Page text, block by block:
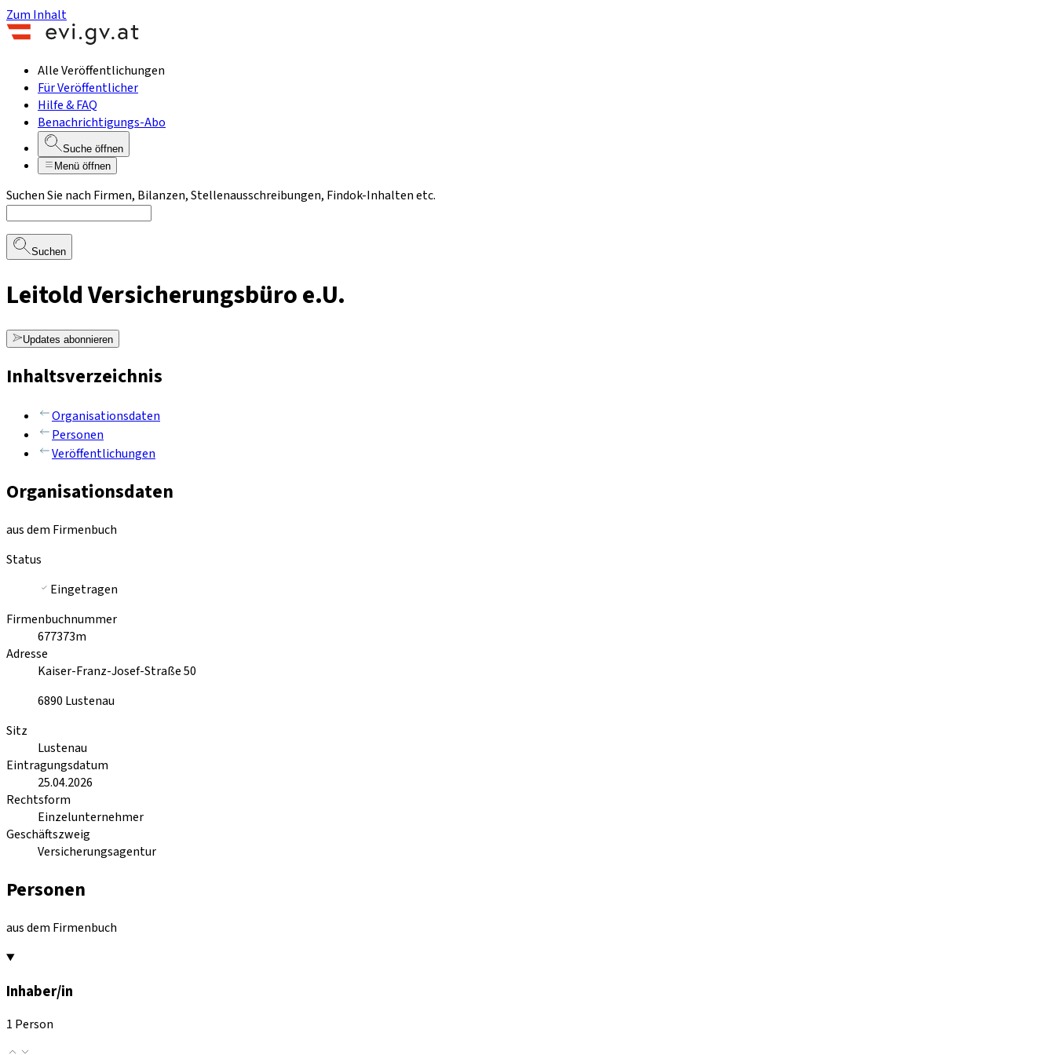
Zum Inhalt
Alle Veröffentlichungen
Für Veröffentlicher
Hilfe & FAQ
Benachrichtigungs-Abo
Suche öffnen
Menü öffnen
Suchen Sie nach Firmen, Bilanzen, Stellenausschreibungen, Findok-Inhalten etc.
Suchen
Leitold Versicherungsbüro e.U.
Updates abonnieren
Inhaltsverzeichnis
Organisationsdaten
Personen
Veröffentlichungen
Organisationsdaten
aus dem Firmenbuch
Status
Eingetragen
Firmenbuchnummer
677373m
Adresse
Kaiser-Franz-Josef-Straße 50
6890 Lustenau
Sitz
Lustenau
Eintragungsdatum
25.04.2026
Rechtsform
Einzelunternehmer
Geschäftszweig
Versicherungsagentur
Personen
aus dem Firmenbuch
Inhaber/in
1 Person